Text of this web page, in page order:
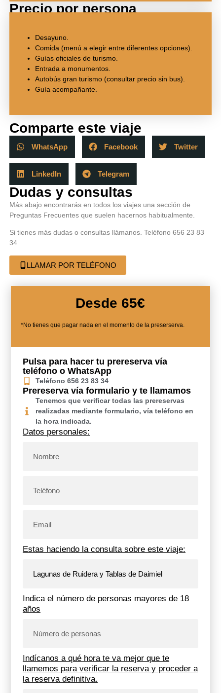
Precio por persona
Desayuno.
Comida (menú a elegir entre diferentes opciones).
Guías oficiales de turismo.
Entrada a monumentos.
Autobús gran turismo (consultar precio sin bus).
Guía acompañante.
Comparte este viaje
WhatsApp Facebook Twitter
LinkedIn Telegram
Dudas y consultas
Más abajo encontrarás en todos los viajes una sección de
Preguntas Frecuentes que suelen hacernos habitualmente.
Si tienes más dudas o consultas llámanos. Teléfono 656 23 83
34
LLAMAR POR TELÉFONO
Desde 65€
*No tienes que pagar nada en el momento de la preserserva.
Pulsa para hacer tu prereserva vía
teléfono o WhatsApp
Teléfono 656 23 83 34
Prereserva vía formulario y te llamamos
Tenemos que verificar todas las prereservas
realizadas mediante formulario, vía teléfono en
la hora indicada.
Datos personales:
Estas haciendo la consulta sobre este viaje:
Indica el número de personas mayores de 18
años
Indícanos a qué hora te va mejor que te
llamemos para verificar la reserva y proceder a
la reserva definitiva.